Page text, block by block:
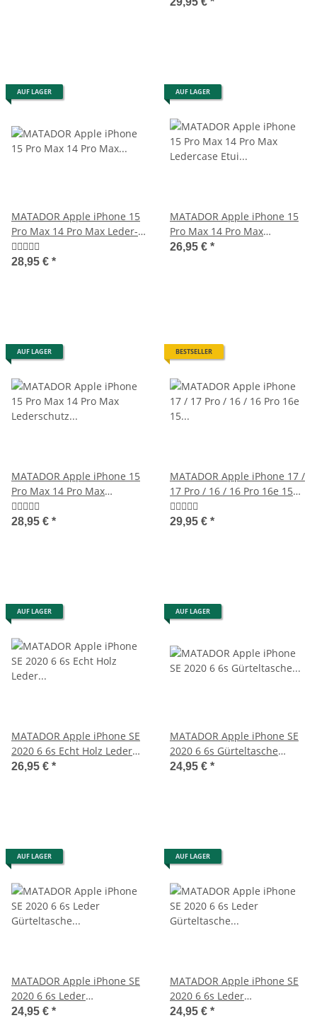
AUF LAGER
MATADOR Apple iPhone 15
Pro Max 14 Pro Max Leder-
Tasche-Etui Braun
28,95 € *
AUF LAGER
MATADOR Apple iPhone 15
Pro Max 14 Pro Max
Ledercase Etui Schwarz
26,95 € *
AUF LAGER
MATADOR Apple iPhone 15
Pro Max 14 Pro Max
Lederschutz Etui Braun
28,95 € *
BESTSELLER
MATADOR Apple iPhone 17 /
17 Pro / 16 / 16 Pro 16e 15
Leder Case Braun
29,95 € *
AUF LAGER
MATADOR Apple iPhone SE
2020 6 6s Echt Holz Leder
Handytasche Vertikal
26,95 € *
AUF LAGER
MATADOR Apple iPhone SE
2020 6 6s Gürteltasche
Vertikal Schwarz
24,95 € *
AUF LAGER
MATADOR Apple iPhone SE
2020 6 6s Leder
Gürteltasche Hülle Braun
24,95 € *
AUF LAGER
MATADOR Apple iPhone SE
2020 6 6s Leder
Gürteltasche Quer Braun
24,95 € *